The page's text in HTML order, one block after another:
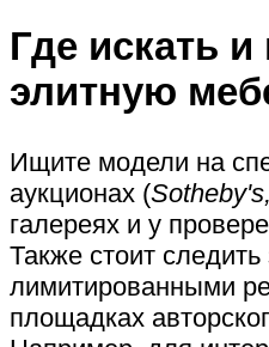
Где искать и
элитную
Ищите модели на
аукционах (
галереях и у
Также стоит следить
лимитированными
площадках